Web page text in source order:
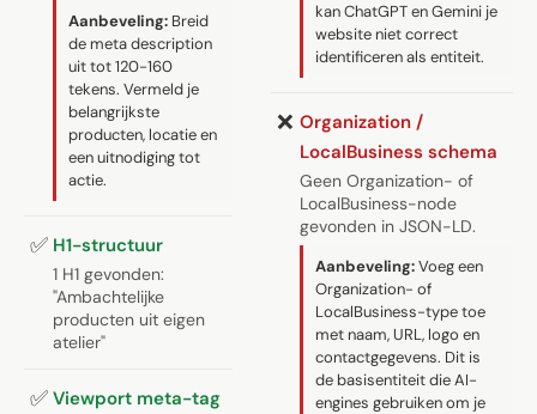
Aanbeveling: Breid
de meta description
uit tot 120-160
tekens. Vermeld je
belangrijkste
producten, locatie en
een uitnodiging tot
actie.
✅ H1-structuur
1 H1 gevonden:
"Ambachtelijke
producten uit eigen
atelier"
✅ Viewport meta-tag
kan ChatGPT en Gemini je
website niet correct
identificeren als entiteit.
❌ Organization /
LocalBusiness schema
Geen Organization- of
LocalBusiness-node
gevonden in JSON-LD.
Aanbeveling:Voeg een
Organization- of
LocalBusiness-type toe
met naam, URL, logo en
contactgegevens. Dit is
de basisentiteit die AI-
engines gebruiken om je